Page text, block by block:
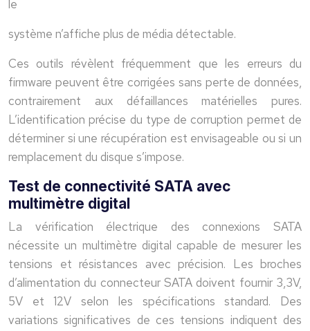
le
système n’affiche plus de média détectable.
Ces outils révèlent fréquemment que les erreurs du
firmware peuvent être corrigées sans perte de données,
contrairement aux défaillances matérielles pures.
L’identification précise du type de corruption permet de
déterminer si une récupération est envisageable ou si un
remplacement du disque s’impose.
Test de connectivité SATA avec
multimètre digital
La vérification électrique des connexions SATA
nécessite un multimètre digital capable de mesurer les
tensions et résistances avec précision. Les broches
d’alimentation du connecteur SATA doivent fournir 3,3V,
5V et 12V selon les spécifications standard. Des
variations significatives de ces tensions indiquent des